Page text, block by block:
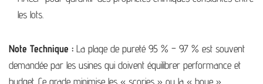
les lots.
Note Technique : La plage de pureté 95 % – 97 % est souvent
demandée par les usines qui doivent équilibrer performance et
budget. Ce grade minimise les « scories » ou la « boue »